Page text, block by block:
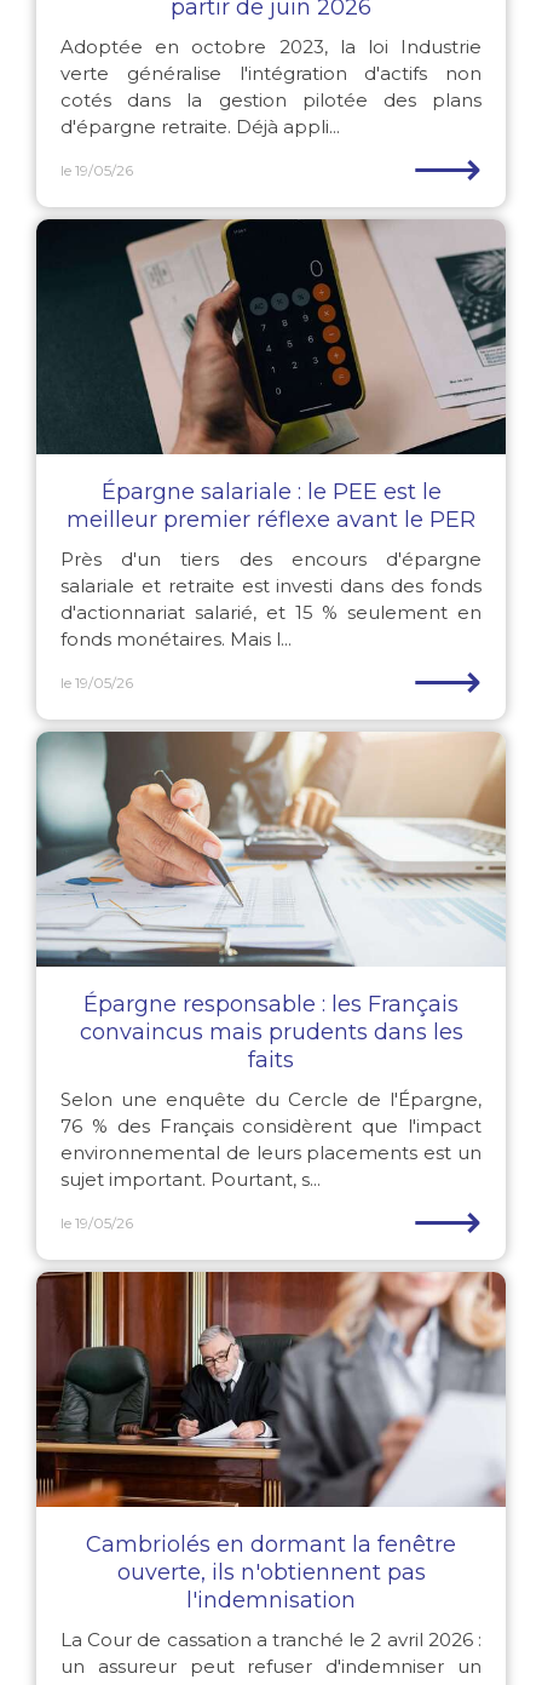
partir de juin 2026
Adoptée en octobre 2023, la loi Industrie
verte généralise l'intégration d'actifs non
cotés dans la gestion pilotée des plans
d'épargne retraite. Déjà appli...
le 19/05/26 ⟶
Épargne salariale : le PEE est le
meilleur premier réflexe avant le PER
Près d'un tiers des encours d'épargne
salariale et retraite est investi dans des fonds
d'actionnariat salarié, et 15 % seulement en
fonds monétaires. Mais l...
le 19/05/26 ⟶
Épargne responsable : les Français
convaincus mais prudents dans les
faits
Selon une enquête du Cercle de l'Épargne,
76 % des Français considèrent que l'impact
environnemental de leurs placements est un
sujet important. Pourtant, s...
le 19/05/26 ⟶
Cambriolés en dormant la fenêtre
ouverte, ils n'obtiennent pas
l'indemnisation
La Cour de cassation a tranché le 2 avril 2026 :
un assureur peut refuser d'indemniser un